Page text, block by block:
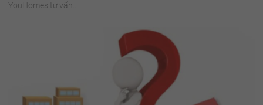
YouHomes tư vấn...